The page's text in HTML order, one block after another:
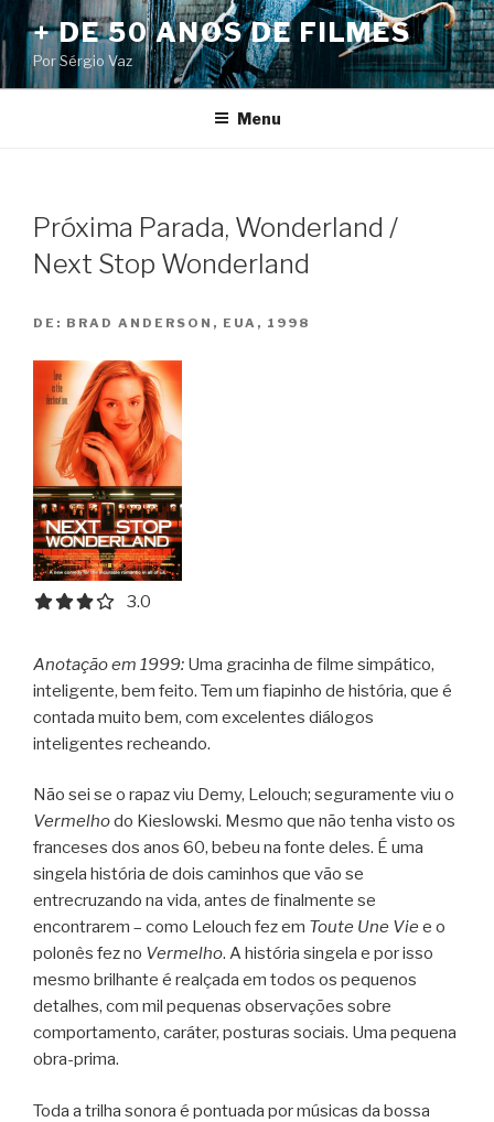
Pular
para
o
conteúdo
+ DE 50 ANOS DE FILMES
Por Sérgio Vaz
Menu
Próxima Parada, Wonderland /
Next Stop Wonderland
DE: BRAD ANDERSON, EUA, 1998
3.0 out of 5.0 stars
3.0
Anotação em 1999: Uma gracinha de filme simpático,
inteligente, bem feito. Tem um fiapinho de história, que é
contada muito bem, com excelentes diálogos
inteligentes recheando.
Não sei se o rapaz viu Demy, Lelouch; seguramente viu o
Vermelhodo Kieslowski. Mesmo que não tenha visto os
franceses dos anos 60, bebeu na fonte deles. É uma
singela história de dois caminhos que vão se
entrecruzando na vida, antes de finalmente se
encontrarem – como Lelouch fez em Toute Une Vie e o
polonês fez no Vermelho. A história singela e por isso
mesmo brilhante é realçada em todos os pequenos
detalhes, com mil pequenas observações sobre
comportamento, caráter, posturas sociais. Uma pequena
obra-prima.
Toda a trilha sonora é pontuada por músicas da bossa